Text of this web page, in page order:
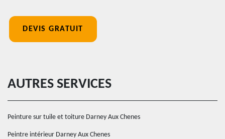
DEVIS GRATUIT
AUTRES SERVICES
Peinture sur tuile et toiture Darney Aux Chenes
Peintre intérieur Darney Aux Chenes